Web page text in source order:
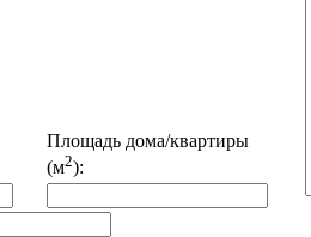
Площадь дома/квартиры
(м2):